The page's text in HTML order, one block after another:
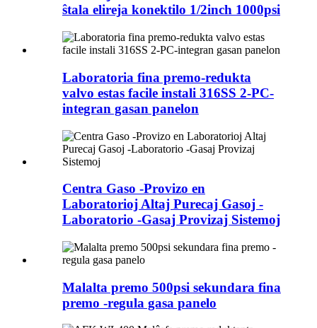
ŝtala elireja konektilo 1/2inch 1000psi
Laboratoria fina premo-redukta
valvo estas facile instali 316SS 2-PC-
integran gasan panelon
Centra Gaso -Provizo en
Laboratorioj Altaj Purecaj Gasoj -
Laboratorio -Gasaj Provizaj Sistemoj
Malalta premo 500psi sekundara fina
premo -regula gasa panelo